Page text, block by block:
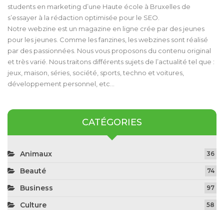
students en marketing d’une Haute école à Bruxelles de
s’essayer à la rédaction optimisée pour le SEO.
Notre webzine est un magazine en ligne crée par des jeunes
pour les jeunes. Comme les fanzines, les webzines sont réalisé
par des passionnées. Nous vous proposons du contenu original
et très varié. Nous traitons différents sujets de l’actualité tel que :
jeux, maison, séries, société, sports, techno et voitures,
développement personnel, etc…
CATÉGORIES
Animaux 36
Beauté 74
Business 97
Culture 58